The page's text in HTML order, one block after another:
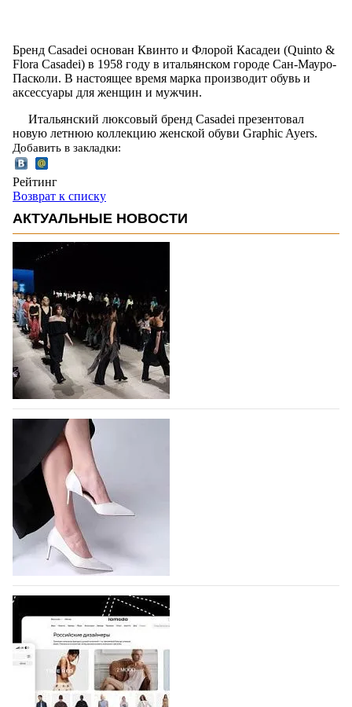
Бренд Casadei основан Квинто и Флорой Касадеи (Quinto &
Flora Casadei) в 1958 году в итальянском городе Сан-Мауро-
Пасколи. В настоящее время марка производит обувь и
аксессуары для женщин и мужчин.
Итальянский люксовый бренд Casadei презентовал
новую летнюю коллекцию женской обуви Graphic Ayers.
Добавить в закладки:
Рейтинг
Возврат к списку
АКТУАЛЬНЫЕ НОВОСТИ
На участие в Московской неделе моды
подано 1047 заявок
На участие в седьмой Московской неделе моды,
которая пройдет в российской столице с 26 сентября
по 1 октября, уже подано 1047 заявок. Примерно
половину из них (494) прислали дизайнеры,
коллекции которых не были представлены в…
07.08.2026 563
BALLINA представит свои новинки на Euro
Shoes
Компания BALLINA Guangzhou Lihuang Footwear
Co., Ltd., основанная в 2011 году и расположенная в
Гуанчжоу, столице моды Китая, является